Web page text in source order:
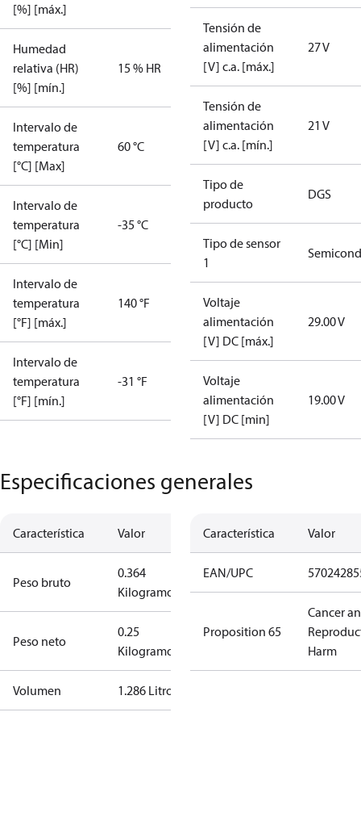
[%] [máx.]
Humedad
relativa (HR)
[%] [mín.]
15 % HR
Intervalo de
temperatura
[°C] [Max]
60 °C
Intervalo de
temperatura
[°C] [Min]
-35 °C
Intervalo de
temperatura
[°F] [máx.]
140 °F
Intervalo de
temperatura
[°F] [mín.]
-31 °F
Tensión de
alimentación
[V] c.a. [máx.]
27 V
Tensión de
alimentación
[V] c.a. [mín.]
21 V
Tipo de
producto
DGS
Tipo de sensor
1
Voltaje
alimentación
[V] DC [máx.]
29.00 V
Voltaje
alimentación
[V] DC [min]
19.00 V
Especificaciones generales
Característica Valor
Peso bruto
0.364
Kilogramo
Peso neto
0.25
Kilogramo
Volumen 1.286 Litro
Característica Valor
EAN/UPC
Proposition 65
Cancer
Harm